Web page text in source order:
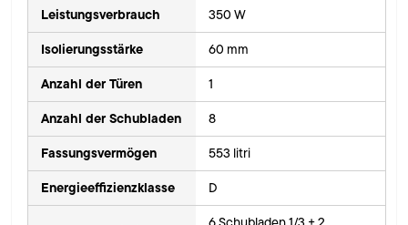
Leistungsverbrauch 350 W
Isolierungsstärke 60 mm
Anzahl der Türen 1
Anzahl der Schubladen 8
Fassungsvermögen 553 litri
Energieeffizienzklasse D